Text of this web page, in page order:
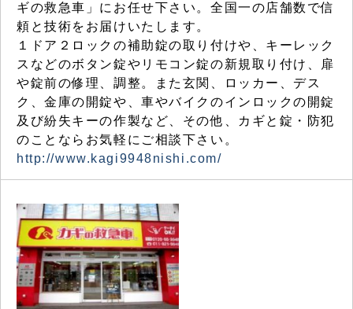
ギの救急車」にお任せ下さい。全国一の店舗数で信
頼と技術をお届けいたします。
１ドア２ロックの補助錠の取り付けや、キーレック
スなどのボタン錠やリモコン錠の新規取り付け、扉
や錠前の修理、調整。また玄関、ロッカー、デス
ク、金庫の開錠や、車やバイクのインロックの開錠
及び紛失キーの作製など、その他、カギと錠・防犯
のことならお気軽にご相談下さい。
http://www.kagi9948nishi.com/